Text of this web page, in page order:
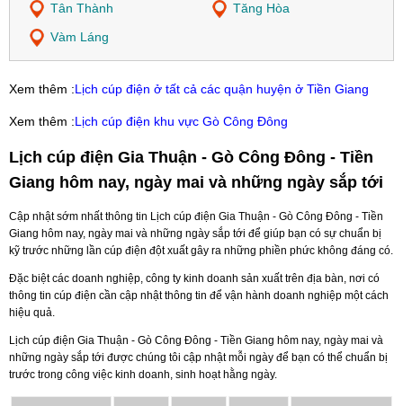
Tân Thành
Tăng Hòa
Vàm Láng
Xem thêm :Lịch cúp điện ở tất cả các quận huyện ở Tiền Giang
Xem thêm :Lịch cúp điện khu vực Gò Công Đông
Lịch cúp điện Gia Thuận - Gò Công Đông - Tiền
Giang hôm nay, ngày mai và những ngày sắp tới
Cập nhật sớm nhất thông tin Lịch cúp điện Gia Thuận - Gò Công Đông - Tiền
Giang hôm nay, ngày mai và những ngày sắp tới để giúp bạn có sự chuẩn bị
kỹ trước những lần cúp điện đột xuất gây ra những phiền phức không đáng có.
Đặc biệt các doanh nghiệp, công ty kinh doanh sản xuất trên địa bàn, nơi có
thông tin cúp điện cần cập nhật thông tin để vận hành doanh nghiệp một cách
hiệu quả.
Lịch cúp điện Gia Thuận - Gò Công Đông - Tiền Giang hôm nay, ngày mai và
những ngày sắp tới được chúng tôi cập nhật mỗi ngày để bạn có thể chuẩn bị
trước trong công việc kinh doanh, sinh hoạt hằng ngày.